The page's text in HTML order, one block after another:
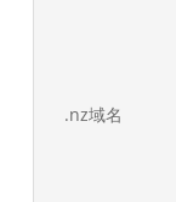
.nz域名